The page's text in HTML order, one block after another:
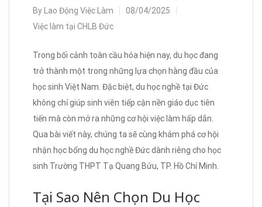
By Lao Động Việc Làm
08/04/2025
Việc làm tại CHLB Đức
Trong bối cảnh toàn cầu hóa hiện nay, du học đang
trở thành một trong những lựa chọn hàng đầu của
học sinh Việt Nam. Đặc biệt, du học nghề tại Đức
không chỉ giúp sinh viên tiếp cận nền giáo dục tiên
tiến mà còn mở ra những cơ hội việc làm hấp dẫn.
Qua bài viết này, chúng ta sẽ cùng khám phá cơ hội
nhận học bổng du học nghề Đức dành riêng cho học
sinh Trường THPT Tạ Quang Bửu, TP. Hồ Chí Minh.
Tại Sao Nên Chọn Du Học